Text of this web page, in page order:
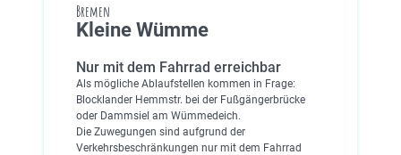
Bremen
Kleine Wümme
Nur mit dem Fahrrad erreichbar
Als mögliche Ablaufstellen kommen in Frage:
Blocklander Hemmstr. bei der Fußgängerbrücke
oder Dammsiel am Wümmedeich.
Die Zuwegungen sind aufgrund der
Verkehrsbeschränkungen nur mit dem Fahrrad